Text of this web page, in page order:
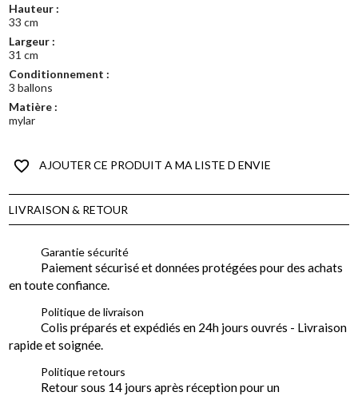
Hauteur :
33 cm
Largeur :
31 cm
Conditionnement :
3 ballons
Matière :
mylar
favorite_border AJOUTER CE PRODUIT A MA LISTE D ENVIE
LIVRAISON & RETOUR
Garantie sécurité
Paiement sécurisé et données protégées pour des achats
en toute confiance.
Politique de livraison
Colis préparés et expédiés en 24h jours ouvrés - Livraison
rapide et soignée.
Politique retours
Retour sous 14 jours après réception pour un